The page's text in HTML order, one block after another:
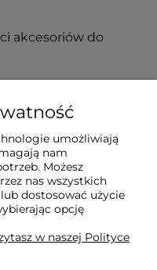
akcesoriów do
produkcyjnych
umożliwiają
nam
Możesz
nas wszystkich
dostosować użycie
opcję
w naszej Polityce